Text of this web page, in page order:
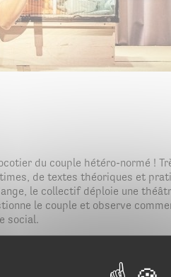
du couple hétéro-normé !
de textes théoriques et
le collectif déploie une
le couple et observe
social.
l’humour décalé